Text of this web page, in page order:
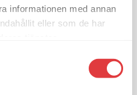
informationen med annan
eller som de har